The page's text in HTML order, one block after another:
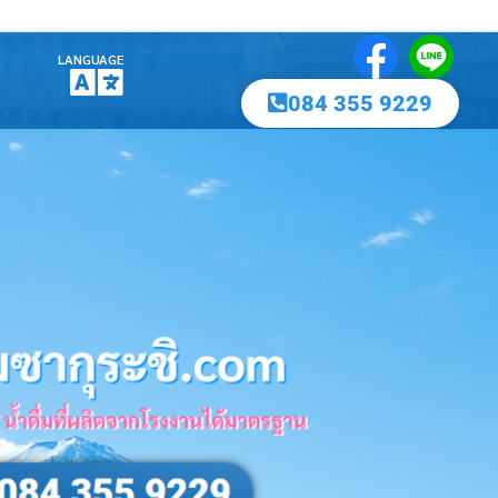
LANGUAGE
084 355 9229